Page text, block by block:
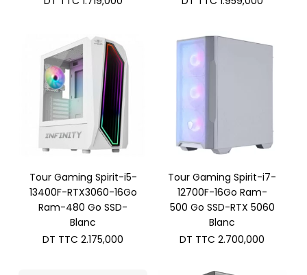
Tour Gaming Spirit-i5-
13400F-RTX3060-16Go
Ram-480 Go SSD-
Blanc
DT TTC 2.175,000
Tour Gaming Spirit-i7-
12700F-16Go Ram-
500 Go SSD-RTX 5060
Blanc
DT TTC 2.700,000